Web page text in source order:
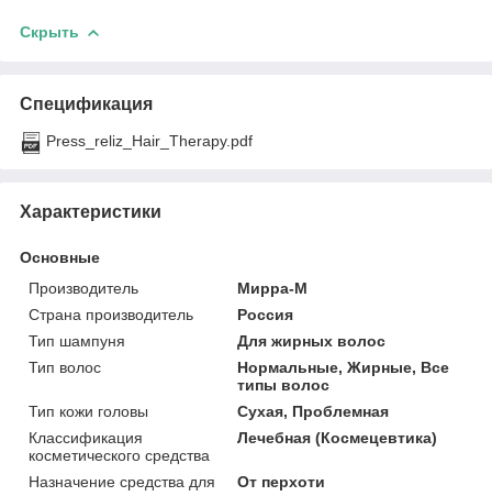
Скрыть
Спецификация
Press_reliz_Hair_Therapy.pdf
Характеристики
Основные
Производитель
Мирра-М
Страна производитель
Россия
Тип шампуня
Для жирных волос
Тип волос
Нормальные, Жирные, Все
типы волос
Тип кожи головы
Сухая, Проблемная
Классификация
косметического средства
Лечебная (Космецевтика)
Назначение средства для
От перхоти